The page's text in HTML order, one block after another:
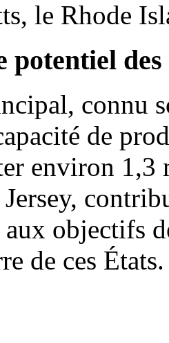
le Rhode
potentiel
connu
de
environ
objectifs
de ces États.